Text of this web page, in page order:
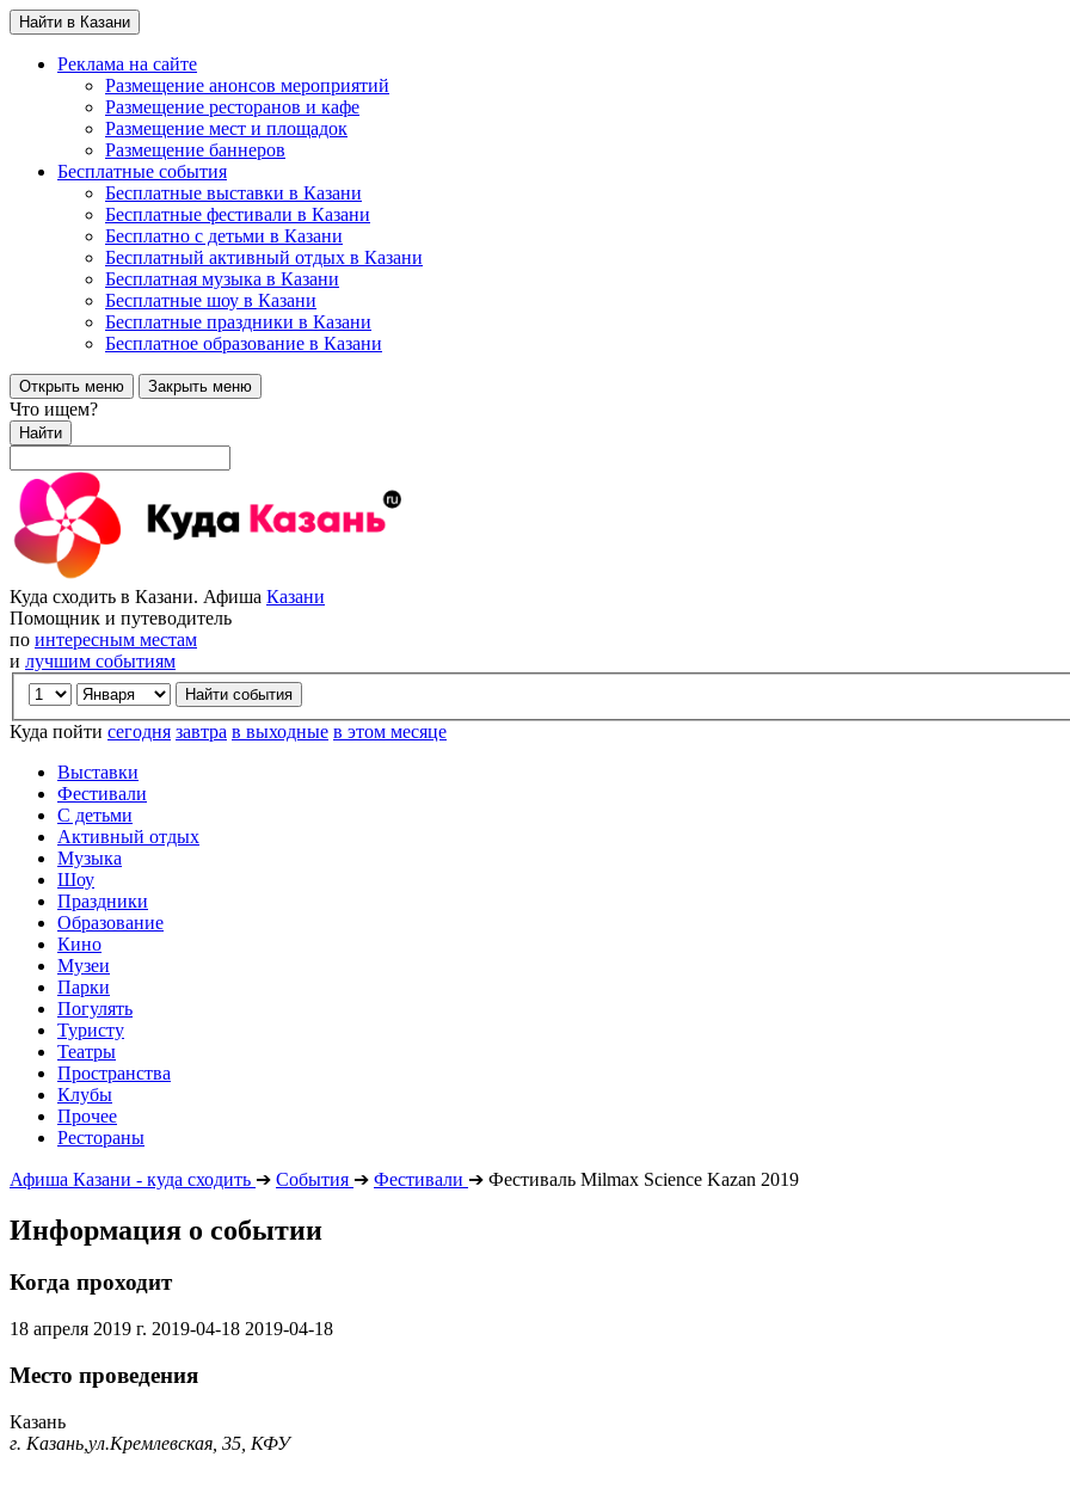
Найти в Казани
Реклама на сайте
Размещение анонсов мероприятий
Размещение ресторанов и кафе
Размещение мест и площадок
Размещение баннеров
Бесплатные события
Бесплатные выставки в Казани
Бесплатные фестивали в Казани
Бесплатно с детьми в Казани
Бесплатный активный отдых в Казани
Бесплатная музыка в Казани
Бесплатные шоу в Казани
Бесплатные праздники в Казани
Бесплатное образование в Казани
Открыть меню Закрыть меню
Что ищем?
Найти
Куда сходить в Казани. Афиша Казани
Помощник и путеводитель
по интересным местам
и лучшим событиям
Куда пойти сегодня завтра в выходные в этом месяце
Выставки
Фестивали
С детьми
Активный отдых
Музыка
Шоу
Праздники
Образование
Кино
Музеи
Парки
Погулять
Туристу
Театры
Пространства
Клубы
Прочее
Рестораны
Афиша Казани - куда сходить ➔ События ➔ Фестивали ➔ Фестиваль Milmax Science Kazan 2019
Информация о событии
Когда проходит
18 апреля 2019 г. 2019-04-18 2019-04-18
Место проведения
Казань
г. Казань,ул.Кремлевская, 35, КФУ